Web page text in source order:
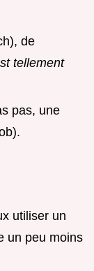
de
tellement
pas, une
utiliser un
un peu moins